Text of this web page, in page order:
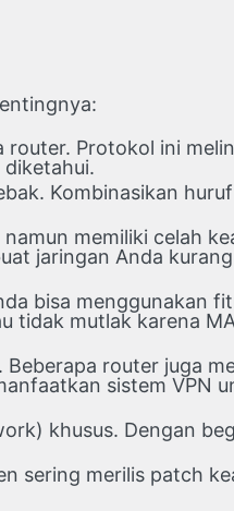
router. Protokol ini
Kombinasikan
memiliki celah
jaringan Anda
bisa menggunakan
tidak mutlak karena
router juga
sistem VPN
khusus. Dengan
sering merilis patch